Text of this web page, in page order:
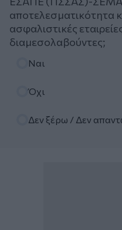
αποτελεσματικότητα
ασφαλιστικές
διαμεσολαβούντες;
Ναι
Όχι
Δεν ξέρω / Δεν